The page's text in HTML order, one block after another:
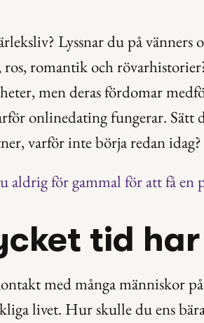
Lyssnar du på vänners
ros, romantik och
men deras fördomar
onlinedating fungerar. Sätt
varför inte börja redan idag?
aldrig för gammal för att få en
tid
med många människor
livet. Hur skulle du ens